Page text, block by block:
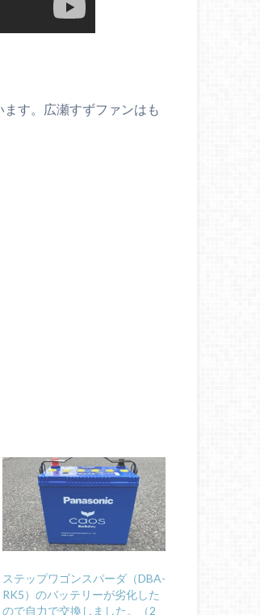
す。広瀬すずファンはも
ステップワゴンスパーダ（DBA-
RK5）のバッテリーが劣化した
ので自力で交換しました。（2